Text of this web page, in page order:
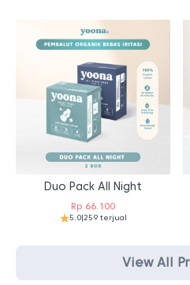
Duo Pack All Night
Rp 66.100
5.0|259 terjual
View All